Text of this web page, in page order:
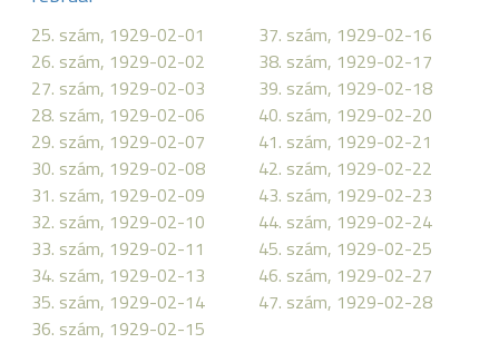
25. szám, 1929-02-01
26. szám, 1929-02-02
27. szám, 1929-02-03
28. szám, 1929-02-06
29. szám, 1929-02-07
30. szám, 1929-02-08
31. szám, 1929-02-09
32. szám, 1929-02-10
33. szám, 1929-02-11
34. szám, 1929-02-13
35. szám, 1929-02-14
36. szám, 1929-02-15
37. szám, 1929-02-16
38. szám, 1929-02-17
39. szám, 1929-02-18
40. szám, 1929-02-20
41. szám, 1929-02-21
42. szám, 1929-02-22
43. szám, 1929-02-23
44. szám, 1929-02-24
45. szám, 1929-02-25
46. szám, 1929-02-27
47. szám, 1929-02-28